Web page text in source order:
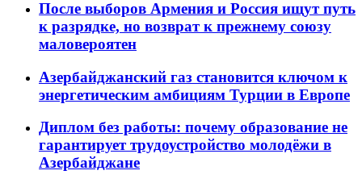
После выборов Армения и Россия ищут путь
к разрядке, но возврат к прежнему союзу
маловероятен
Азербайджанский газ становится ключом к
энергетическим амбициям Турции в Европе
Диплом без работы: почему образование не
гарантирует трудоустройство молодёжи в
Азербайджане